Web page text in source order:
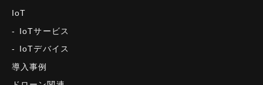
IoT
IoTサービス
IoTデバイス
導入事例